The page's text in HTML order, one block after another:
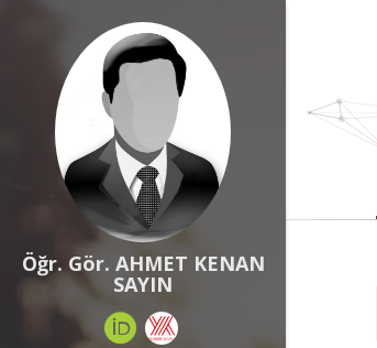
Öğr. Gör. AHMET KENAN
SAYIN